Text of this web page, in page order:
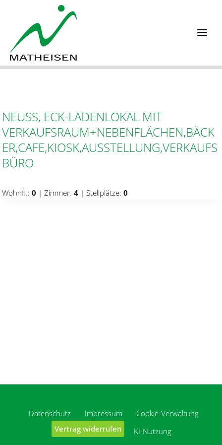
springen
NEUSS, ECK-LADENLOKAL MIT
VERKAUFSRAUM+NEBENFLÄCHEN,BÄCK
ER,CAFE,KIOSK,AUSSTELLUNG,VERKAUFS
BÜRO
Wohnfl.: 0 | Zimmer: 4 | Stellplätze: 0
Datenschutz Impressum
Cookie-Verwaltung
Vertrag widerrufen
KI-Nutzung